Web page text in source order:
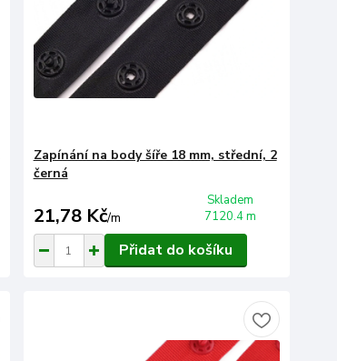
Zapínání na body šíře 18 mm, střední, 2
černá
21,78 Kč/m
Skladem
7120.4 m
Přidat do košíku